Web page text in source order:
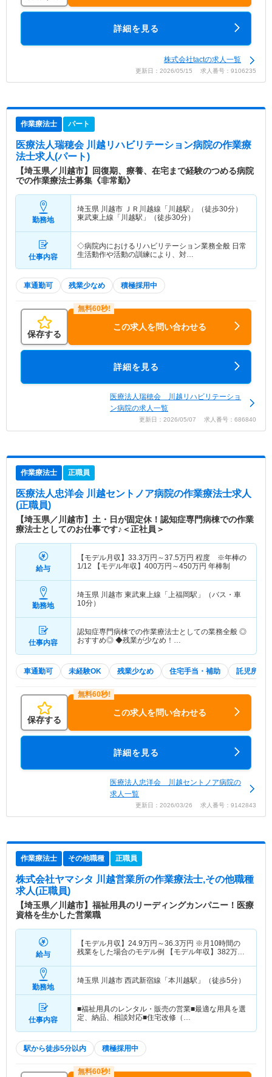
詳細を見る
株式会社tactの求人一覧
更新日：2026/05/15 求人番号：9106235
作業療法士 パート
医療法人瑞穂会 川越リハビリテーション病院の作業療
法士求人(パート)
【埼玉県／川越市】回復期、療養、在宅まで経験のつめる病院
での作業療法士募集《非常勤》
勤務地
埼玉県 川越市 ＪＲ川越線「川越駅」（徒歩30分）
東武東上線「川越駅」（徒歩30分）
仕事内容
◇病院内におけるリハビリテーション業務全般 日常
生活動作や活動の訓練により、対…
車通勤可 残業少なめ 積極採用中
保存する
この求人を問い合わせる
詳細を見る
医療法人瑞穂会 川越リハビリテーショ
ン病院の求人一覧
更新日：2026/05/07 求人番号：686840
作業療法士 正職員
医療法人忠洋会 川越セントノア病院の作業療法士求人
(正職員)
【埼玉県／川越市】土・日が固定休！認知症専門病棟での作業
療法士としてのお仕事です♪＜正社員＞
給与
【モデル月収】 33.3万円～37.5万円 程度 ※年棒の
1/12 【モデル年収】 400万円～450万円 年棒制
勤務地
埼玉県 川越市 東武東上線「上福岡駅」（バス・車
10分）
仕事内容
認知症専門病棟での作業療法士としての業務全般 ◎
おすすめ◎ ◆残業が少なめ！…
車通勤可 未経験OK 残業少なめ 住宅手当・補助 託児所・
保存する
この求人を問い合わせる
詳細を見る
医療法人忠洋会 川越セントノア病院の
求人一覧
更新日：2026/03/26 求人番号：9142843
作業療法士 その他職種 正職員
株式会社ヤマシタ 川越営業所の作業療法士,その他職種
求人(正職員)
【埼玉県／川越市】福祉用具のリーディングカンパニー！医療
資格を生かした営業職
給与
【モデル月収】 24.9万円～36.3万円 ※月10時間の
残業をした場合のモデル例 【モデル年収】 382万円
例
勤務地
埼玉県 川越市 西武新宿線「本川越駅」（徒歩5分）
仕事内容
■福祉用具のレンタル・販売の営業■最適な用具を選
定、納品、相談対応■住宅改修（…
駅から徒歩5分以内 積極採用中